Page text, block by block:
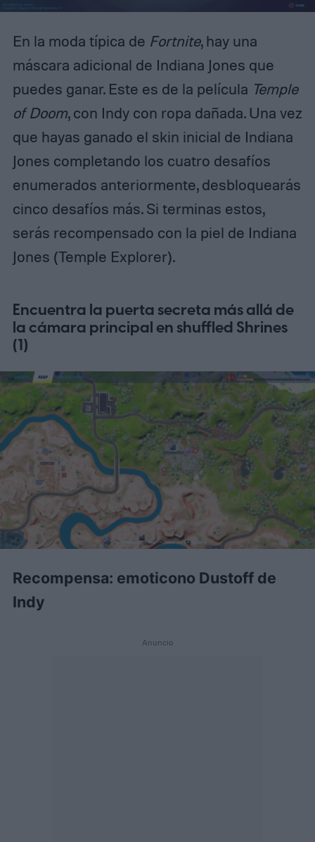
En la moda típica de Fortnite, hay una
máscara adicional de Indiana Jones que
puedes ganar. Este es de la película Temple
of Doom, con Indy con ropa dañada. Una vez
que hayas ganado el skin inicial de Indiana
Jones completando los cuatro desafíos
enumerados anteriormente, desbloquearás
cinco desafíos más. Si terminas estos,
serás recompensado con la piel de Indiana
Jones (Temple Explorer).
Encuentra la puerta secreta más allá de
la cámara principal en shuffled Shrines
(1)
Recompensa: emoticono Dustoff de
Indy